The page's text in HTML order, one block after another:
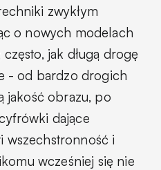
zwykłym
o nowych modelach
jak długą drogę
- od bardzo drogich
jakość obrazu, po
dające
wszechstronność i
wcześniej się nie